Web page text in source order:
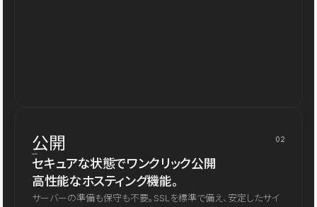
公開 02
セキュアな状態でワンクリック公開
高性能なホスティング機能。
サーバーの準備も保守も不要。SSLを標準で備え、安定したサイ